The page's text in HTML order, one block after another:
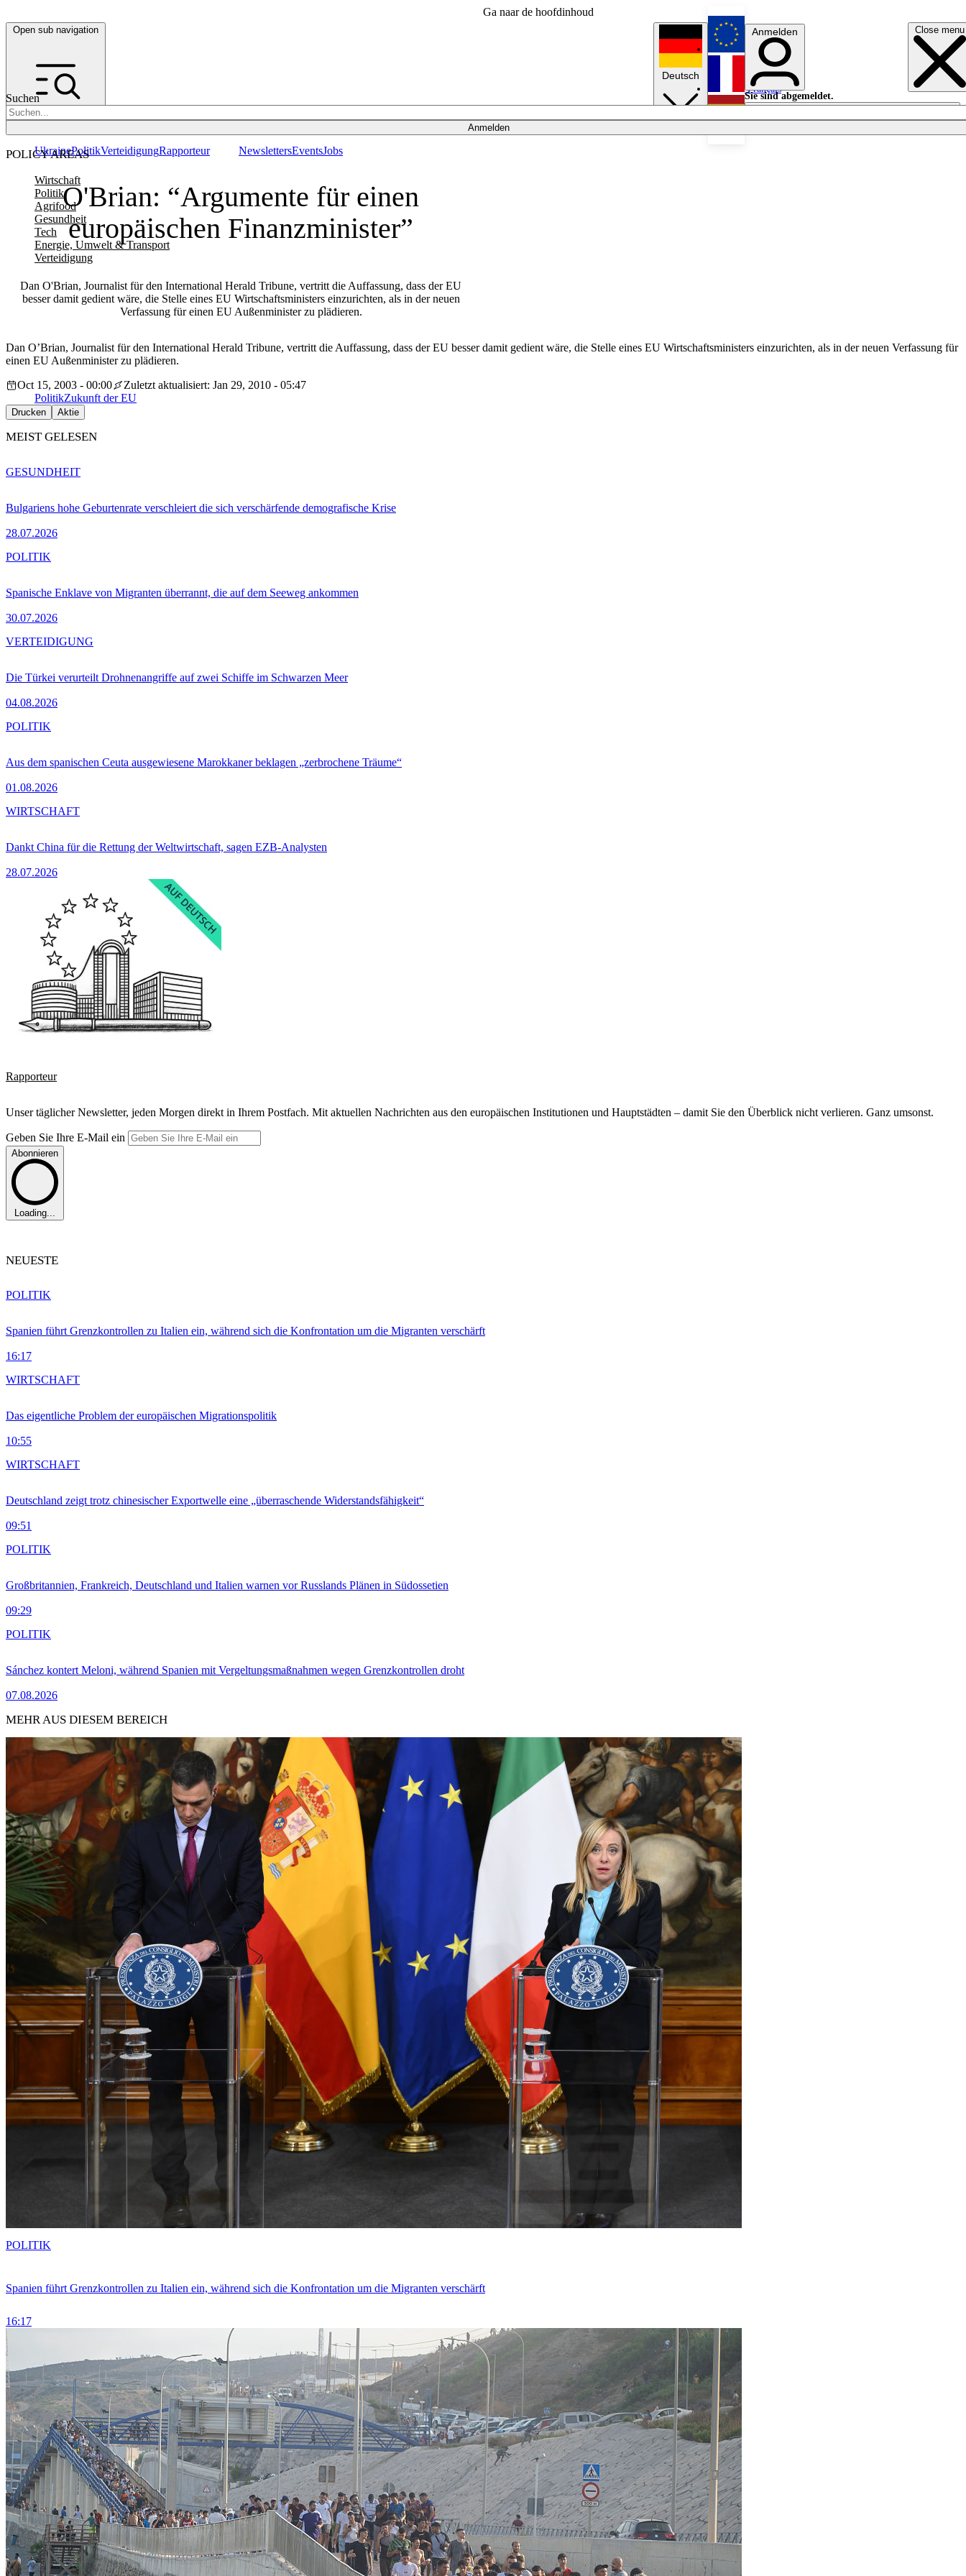
Ga naar de hoofdinhoud
Open sub navigation Close menu
Suchen
Anmelden
POLICY AREAS
Wirtschaft
Politik
Agrifood
Gesundheit
Tech
Energie, Umwelt & Transport
Verteidigung
UkrainePolitikVerteidigungRapporteur NewslettersEventsJobs
Deutsch
English
Français
Anmelden
Sie sind abgemeldet.
Anmelden
Licht aus
O'Brian: “Argumente für einen
europäischen Finanzminister”
Dan O'Brian, Journalist für den International Herald Tribune, vertritt die Auffassung, dass der EU
besser damit gedient wäre, die Stelle eines EU Wirtschaftsministers einzurichten, als in der neuen
Verfassung für einen EU Außenminister zu plädieren.
Dan O’Brian, Journalist für den International Herald Tribune, vertritt die Auffassung, dass der EU besser damit gedient wäre, die Stelle eines EU Wirtschaftsministers einzurichten, als in der neuen Verfassung für
einen EU Außenminister zu plädieren.
Oct 15, 2003 - 00:00
Zuletzt aktualisiert: Jan 29, 2010 - 05:47
PolitikZukunft der EU
Drucken Aktie
MEIST GELESEN
Bulgariens hohe Geburtenrate verschleiert die sich verschärfende demografische Krise
28.07.2026
GESUNDHEIT
Spanische Enklave von Migranten überrannt, die auf dem Seeweg ankommen
30.07.2026
POLITIK
Die Türkei verurteilt Drohnenangriffe auf zwei Schiffe im Schwarzen Meer
04.08.2026
VERTEIDIGUNG
Aus dem spanischen Ceuta ausgewiesene Marokkaner beklagen „zerbrochene Träume“
01.08.2026
POLITIK
Dankt China für die Rettung der Weltwirtschaft, sagen EZB-Analysten
28.07.2026
WIRTSCHAFT
Rapporteur
Unser täglicher Newsletter, jeden Morgen direkt in Ihrem Postfach. Mit aktuellen Nachrichten aus den europäischen Institutionen und Hauptstädten – damit Sie den Überblick nicht verlieren. Ganz umsonst.
Geben Sie Ihre E-Mail ein
Abonnieren
Loading...
NEUESTE
Spanien führt Grenzkontrollen zu Italien ein, während sich die Konfrontation um die Migranten verschärft
16:17
POLITIK
Das eigentliche Problem der europäischen Migrationspolitik
10:55
WIRTSCHAFT
Deutschland zeigt trotz chinesischer Exportwelle eine „überraschende Widerstandsfähigkeit“
09:51
WIRTSCHAFT
Großbritannien, Frankreich, Deutschland und Italien warnen vor Russlands Plänen in Südossetien
09:29
POLITIK
Sánchez kontert Meloni, während Spanien mit Vergeltungsmaßnahmen wegen Grenzkontrollen droht
07.08.2026
POLITIK
MEHR AUS DIESEM BEREICH
Spanien führt Grenzkontrollen zu Italien ein, während sich die Konfrontation um die Migranten verschärft
16:17
POLITIK